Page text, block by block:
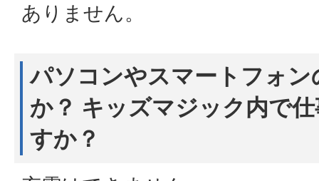
ありません。
パソコンやスマートフォ
か？ キッズマジック内で
すか？